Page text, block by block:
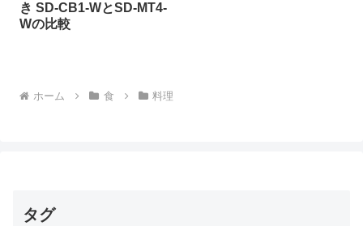
き SD-CB1-WとSD-MT4-
Wの比較
ホーム 食 料理
タグ